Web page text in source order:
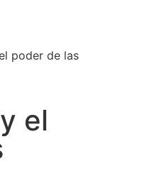
poder de las
el